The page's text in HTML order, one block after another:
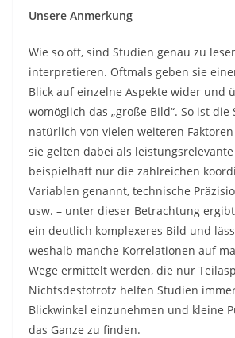
Unsere Anmerkung
Wie so oft, sind Studien genau zu
interpretieren. Oftmals geben sie
Blick auf einzelne Aspekte wider und
womöglich das „große Bild“. So ist
natürlich von vielen weiteren
sie gelten dabei als leistungsrelevante
beispielhaft nur die zahlreichen
Variablen genannt, technische
usw. – unter dieser Betrachtung
ein deutlich komplexeres Bild und
weshalb manche Korrelationen auf
Wege ermittelt werden, die nur
Nichtsdestotrotz helfen Studien
Blickwinkel einzunehmen und kleine
das Ganze zu finden.